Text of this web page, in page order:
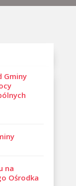
Gminy
na
Ośrodka